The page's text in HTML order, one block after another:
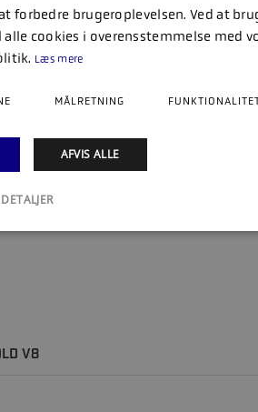
V8
V8
forbedre brugeroplevelsen. Ved at
cookies i overensstemmelse med
Læs mere
MÅLRETNING
AFVIS ALLE